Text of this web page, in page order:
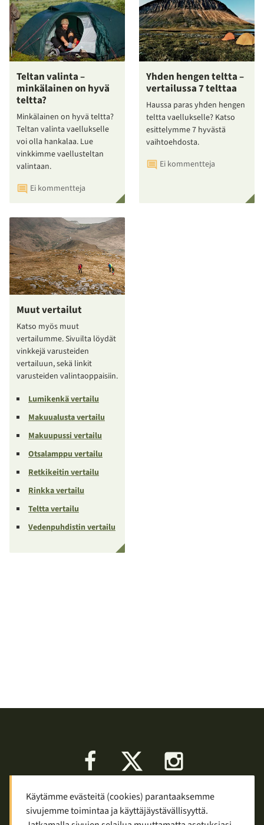
Teltan valinta –
minkälainen on hyvä
teltta?
Minkälainen on hyvä teltta?
Teltan valinta vaellukselle
voi olla hankalaa. Lue
vinkkimme vaellusteltan
valintaan.
Ei kommentteja
Yhden hengen teltta –
vertailussa 7 telttaa
Haussa paras yhden hengen
teltta vaellukselle? Katso
esittelymme 7 hyvästä
vaihtoehdosta.
Ei kommentteja
Muut vertailut
Katso myös muut
vertailumme. Sivuilta löydät
vinkkejä varusteiden
vertailuun, sekä linkit
varusteiden valintaoppaisiin.
Lumikenkä vertailu
Makuualusta vertailu
Makuupussi vertailu
Otsalamppu vertailu
Retkikeitin vertailu
Rinkka vertailu
Teltta vertailu
Vedenpuhdistin vertailu
Facebook
Keskustelu Palaute
Tietosuoja
Mainostaminen ja yhteistyö
Käytämme evästeitä (cookies) parantaaksemme
sivujemme toimintaa ja käyttäjäystävällisyyttä.